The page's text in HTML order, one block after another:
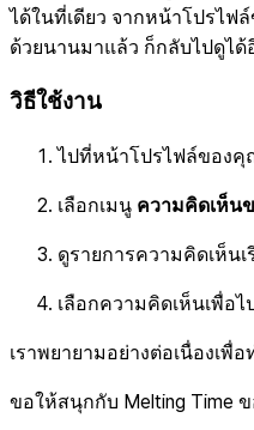
ได้ในที่เดียว จากหน้าโปรไ
ด้วยนานมาแล้ว ก็กลับไปดูได้
วิธีใช้งาน
ไปที่หน้าโปรไฟล์ของ
เลือกเมนู ความคิดเห็น
ดูรายการความคิดเห็นเ
เลือกความคิดเห็นเพื่อ
เราพยายามอย่างต่อเนื่องเพื่
ขอให้สนุกกับ Melting Time